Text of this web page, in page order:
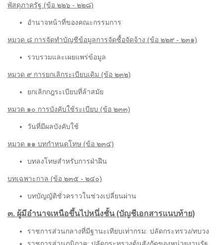
พัสดุภาครัฐ (ข้อ ๒๒๖ - ๒๒๘)
อำนาจหน้าที่ของคณะกรรมการ
หมวด ๘ การจัดทำบัญชีข้อมูลการจัดซื้อจัดจ้าง (ข้อ ๒๒๙ - ๒๓๑)
รวบรวมและเผยแพร่ข้อมูล
หมวด ๙ การยกเลิกระเบียบเดิม (ข้อ ๒๓๒)
ยกเลิกกฎระเบียบที่ล้าสมัย
หมวด ๑๐ การบังคับใช้ระเบียบ (ข้อ ๒๓๓)
วันที่มีผลบังคับใช้
หมวด ๑๑ บทกำหนดโทษ (ข้อ ๒๓๔)
บทลงโทษสำหรับการฝ่าฝืน
บทเฉพาะกาล (ข้อ ๒๓๕ - ๒๔๐)
บทบัญญัติชั่วคราวในช่วงเปลี่ยนผ่าน
๓. ผู้มีอำนาจเหนือขึ้นไปหนึ่งชั้น (บัญชีเอกสารแนบท้าย)
ราชการส่วนกลางที่มีฐานะเทียบเท่ากรม: ปลัดกระทรวง/ทบวง
ราชการส่วนภูมิภาค: ปลัดกระทรวงต้นสังกัดของหน่วยงานรัฐ